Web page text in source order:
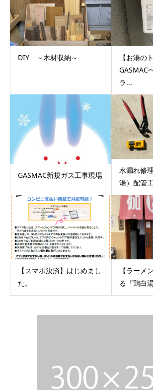
DIY ～木材収納～
【お湯の
GASMAC
ラ...
GASMAC新規ガス工事現場
水漏れ修
湯）配管
【スマホ決済】はじめまし
た。
【ラーメ
る『鶏白